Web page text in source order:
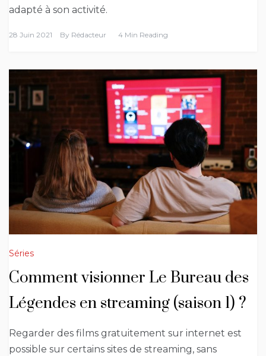
adapté à son activité.
28 Juin 2021 By Rédacteur 4 Min Reading
Séries
Comment visionner Le Bureau des
Légendes en streaming (saison 1) ?
Regarder des films gratuitement sur internet est
possible sur certains sites de streaming, sans